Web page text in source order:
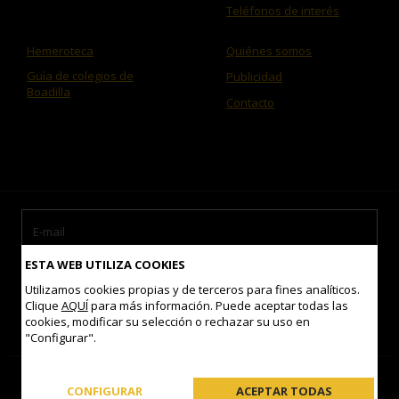
Teléfonos de interés
Hemeroteca
Guía de colegios de
Boadilla
Quiénes somos
Publicidad
Contacto
Acepto lascondiciones de uso
Aviso legal Política de Cookies
ESTA WEB UTILIZA COOKIES
Utilizamos cookies propias y de terceros para fines analíticos.
Clique AQUÍpara más información. Puede aceptar todas las
cookies, modificar su selección o rechazar su uso en
"Configurar".
CONFIGURAR ACEPTAR TODAS